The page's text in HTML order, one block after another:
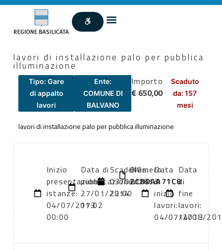
lavori di installazione palo per pubblica
illuminazione
Tipo: Gare
di appalto
lavori
Ente:
COMUNE DI
BALVANO
Importo
€ 650,00
Scaduto
da: 157
mesi
lavori di installazione palo per pubblica illuminazione
Inizio
presentazione
istanze:
04/07/2013
00:00
Data di
pubblicazione:
27/01/2014
17:02
Scadenza:
03/07/2013
22:00
Numero
atto:
CIG:
ZC80AA71C8
Data
di
inizio
lavori:
04/07/2013
Data
di
fine
lavori:
14/08/